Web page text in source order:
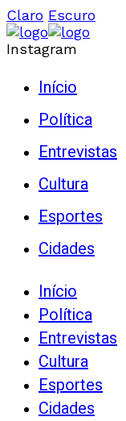
Claro Escuro
Instagram
Início
Política
Entrevistas
Cultura
Esportes
Cidades
Início
Política
Entrevistas
Cultura
Esportes
Cidades